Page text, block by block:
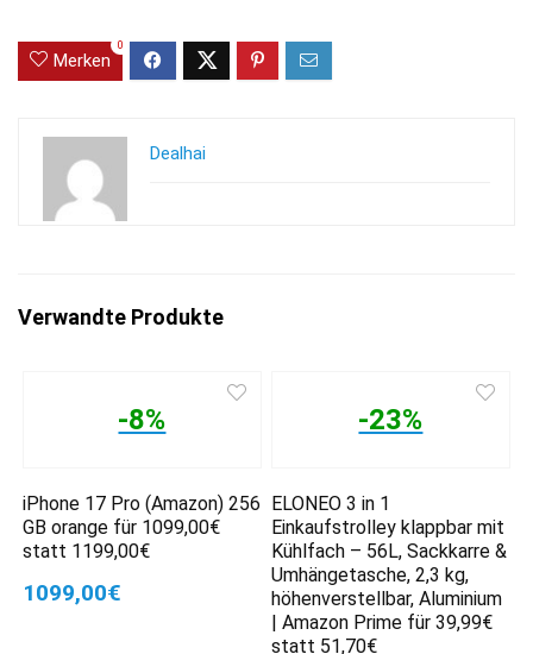
Merken
0
Dealhai
Verwandte Produkte
-8%
iPhone 17 Pro (Amazon) 256
GB orange für 1099,00€
statt 1199,00€
1099,00€
-23%
ELONEO 3 in 1
Einkaufstrolley klappbar mit
Kühlfach – 56L, Sackkarre &
Umhängetasche, 2,3 kg,
höhenverstellbar, Aluminium
| Amazon Prime für 39,99€
statt 51,70€